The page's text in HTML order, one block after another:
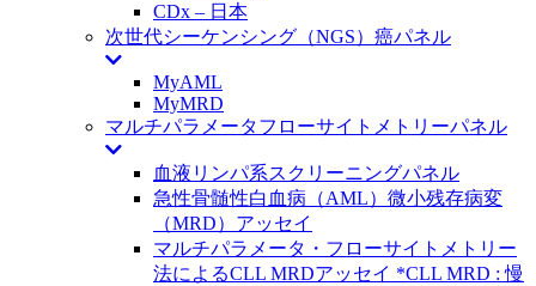
CDx – 日本
次世代シーケンシング（NGS）癌パネル
MyAML
MyMRD
マルチパラメータフローサイトメトリーパネル
血液リンパ系スクリーニングパネル
急性骨髄性白血病（AML）微小残存病変
（MRD）アッセイ
マルチパラメータ・フローサイトメトリー
法によるCLL MRDアッセイ *CLL MRD : 慢